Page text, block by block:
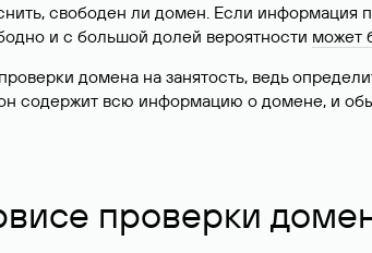
свободен ли домен. Если
и с большой долей вероятности может
домена на занятость, ведь
содержит всю информацию о домене, и
проверки